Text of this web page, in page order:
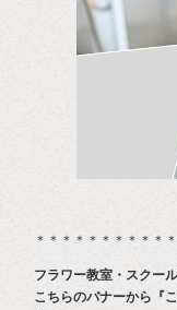
＊＊＊＊＊＊＊＊＊＊
フラワー教室・スクー
こちらのバナーから『